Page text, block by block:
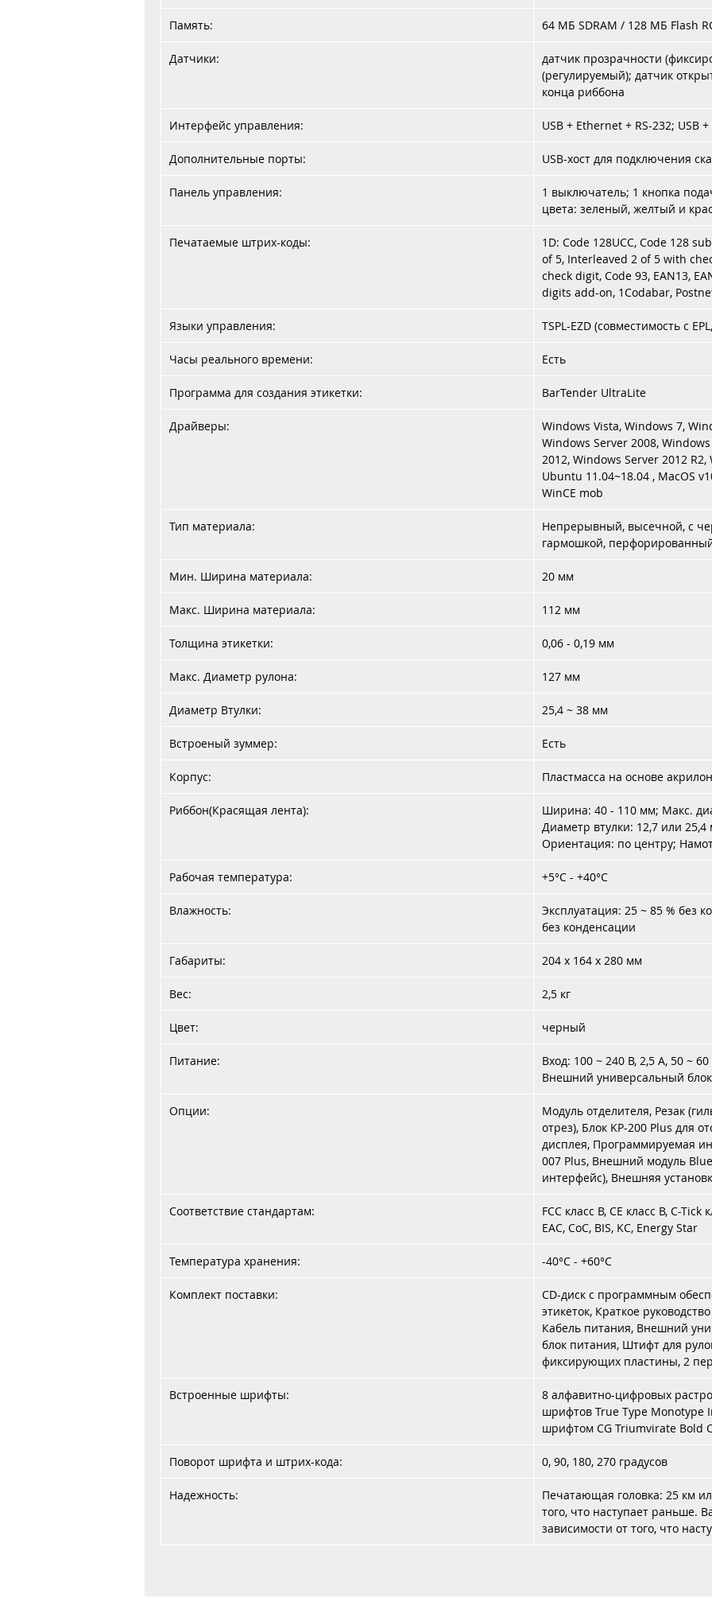
Память: 64 МБ SDRAM / 128 МБ Flash
Датчики:
датчик прозрачности
(регулируемый); датчик
конца риббона
Интерфейс управления: USB + Ethernet + RS-232; USB
Дополнительные порты: USB-хост для подключения
Панель управления:
1 выключатель; 1 кнопка
цвета: зеленый, желтый и
Печатаемые штрих-коды:
1D: Code 128UCC, Code 128
of 5, Interleaved 2 of 5 with
check digit, Code 93, EAN13,
digits add-on, 1Codabar,
Языки управления: TSPL-EZD (совместимость с
Часы реального времени: Есть
Программа для создания этикетки: BarTender UltraLite
Драйверы:
Windows Vista, Windows 7,
Windows Server 2008,
2012, Windows Server 2012
Ubuntu 11.04~18.04 , MacOS
WinCE mob
Тип материала:
Непрерывный, высечной, с
гармошкой,
Мин. Ширина материала: 20 мм
Макс. Ширина материала: 112 мм
Толщина этикетки: 0,06 - 0,19 мм
Макс. Диаметр рулона: 127 мм
Диаметр Втулки: 25,4 ~ 38 мм
Встроеный зуммер: Есть
Корпус: Пластмасса на основе
Риббон(Красящая лента):
Ширина: 40 - 110 мм; Макс.
Диаметр втулки: 12,7 или
Ориентация: по центру;
Рабочая температура: +5°C - +40°C
Влажность:
Эксплуатация: 25 ~ 85 % без
без конденсации
Габариты: 204 x 164 x 280 мм
Вес: 2,5 кг
Цвет: черный
Питание:
Вход: 100 ~ 240 В, 2,5 А, 50 ~
Внешний универсальный
Опции:
Модуль отделителя, Резак
отрез), Блок KP-200 Plus для
дисплея, Программируемая
007 Plus, Внешний модуль
интерфейс), Внешняя установк
Соответствие стандартам:
FCC класс B, CE класс B, C-Tick
EAC, CoC, BIS, KC, Energy Star
Температура хранения: -40°C - +60°C
Комплект поставки:
CD-диск с программным
этикеток, Краткое
Кабель питания, Внешний
блок питания, Штифт для
фиксирующих пластины, 2
Встроенные шрифты:
8 алфавитно-цифровых
шрифтов True Type
шрифтом CG Triumvirate Bold
Поворот шрифта и штрих-кода: 0, 90, 180, 270 градусов
Надежность:
Печатающая головка: 25 км
того, что наступает раньше.
зависимости от того, что